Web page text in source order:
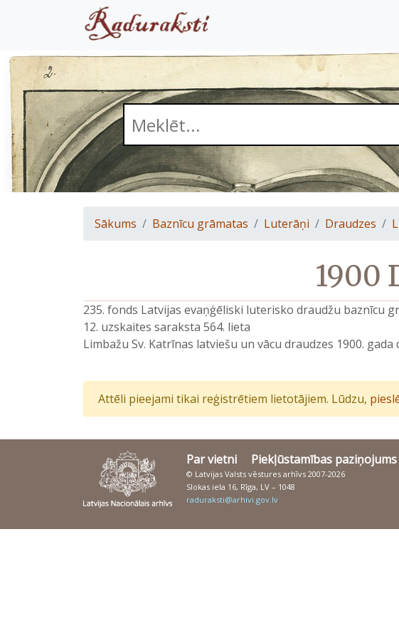
Sākums Baznīcu grāmatas Luterāņi Draudzes
1900
235. fonds Latvijas evaņģēliski luterisko draudžu baznīcu
12. uzskaites saraksta 564. lieta
Limbažu Sv. Katrīnas latviešu un vācu draudzes 1900.
Attēli pieejami tikai reģistrētiem lietotājiem. Lūdzu,
Par vietni Piekļūstamības paziņojums
© Latvijas Valsts vēstures arhīvs 2007-2026
Slokas iela 16, Rīga, LV – 1048
raduraksti@arhivi.gov.lv